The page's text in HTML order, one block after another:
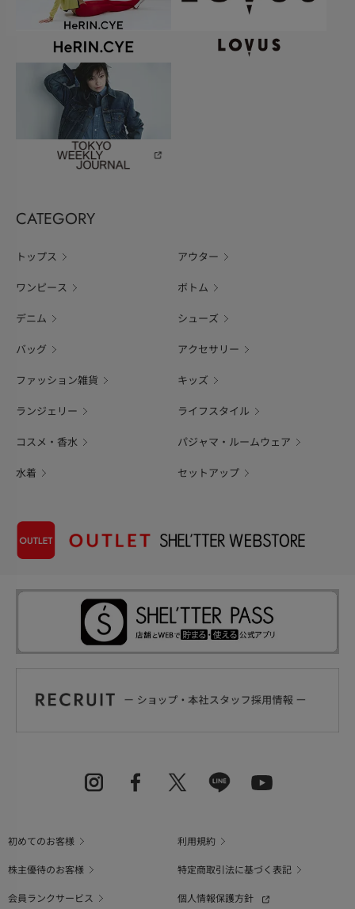
CATEGORY
トップス アウター
ワンピース ボトム
デニム シューズ
バッグ アクセサリー
ファッション雑貨 キッズ
ランジェリー ライフスタイル
コスメ・香水 パジャマ・ルームウェア
水着 セットアップ
初めてのお客様
利用規約
株主優待のお客様
特定商取引法に基づく表記
会員ランクサービス
個人情報保護方針